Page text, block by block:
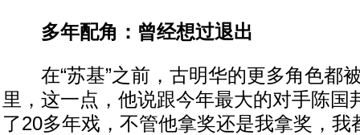
多年配角：曾经想过退出
在“苏基”之前，古明华的更多角色都
里，这一点，他说跟今年最大的对手陈国
了20多年戏，不管他拿奖还是我拿奖，我